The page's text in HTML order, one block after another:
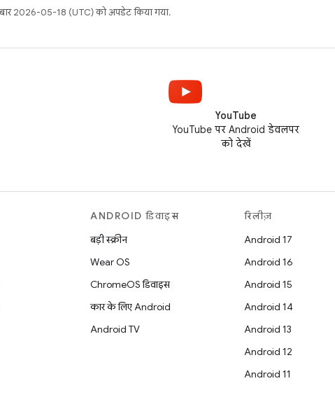
2026-05-18 (UTC) को अपडेट किया गया.
YouTube
YouTube पर Android डेवलपर
को देखें
ANDROID डिवाइस
बड़ी स्क्रीन
Wear OS
ChromeOS डिवाइस
कार के लिए Android
Android TV
रिलीज़
Android 17
Android 16
Android 15
Android 14
Android 13
Android 12
Android 11